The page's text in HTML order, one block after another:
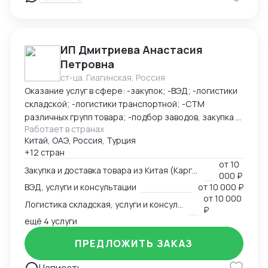
ИП Дмитриева Анастасия
Петровна
ст-ца. Гиагинская, Россия
Оказание услуг в сфере: -закупок; -ВЭД; -логистики
складской; -логистики транспортной; -СТМ
различных групп товара; -подбор заводов, закупка и
доставка товара из Китая (КАРГО и Белый ввоз)
Страны с которыми работаю по сей день: Европа,
США, ОАЭ, Турция, Китай, СНГ
Работает в странах
Китай, ОАЭ, Россия, Турция
+12 стран
от10
000 ₽
ВЭД, услуги и консультации
от10 000 ₽
от10 000
₽
ещё 4 услуги
ПРЕДЛОЖИТЬ ЗАКАЗ